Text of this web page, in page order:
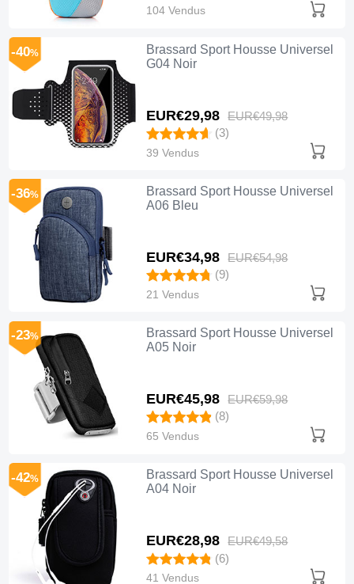
104 Vendus
Brassard Sport Housse Universel
G04 Noir
EUR€29,98 EUR€49,98
-40%
(3)
39 Vendus
Brassard Sport Housse Universel
A06 Bleu
EUR€34,98 EUR€54,98
-36%
(9)
21 Vendus
Brassard Sport Housse Universel
A05 Noir
EUR€45,98 EUR€59,98
-23%
(8)
65 Vendus
Brassard Sport Housse Universel
A04 Noir
EUR€28,98 EUR€49,58
-42%
(6)
41 Vendus